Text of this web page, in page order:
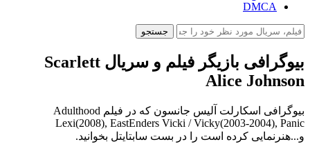
DMCA
جستجو
بیوگرافی بازیگر فیلم و سریال Scarlett
Alice Johnson
بیوگرافی اسکارلت آلیس جانسون که در فیلم Adulthood
Lexi(2008), EastEnders Vicki / Vicky(2003-2004), Panic
و...هنرنمایی کرده است را در بست سابتایتل بخوانید.